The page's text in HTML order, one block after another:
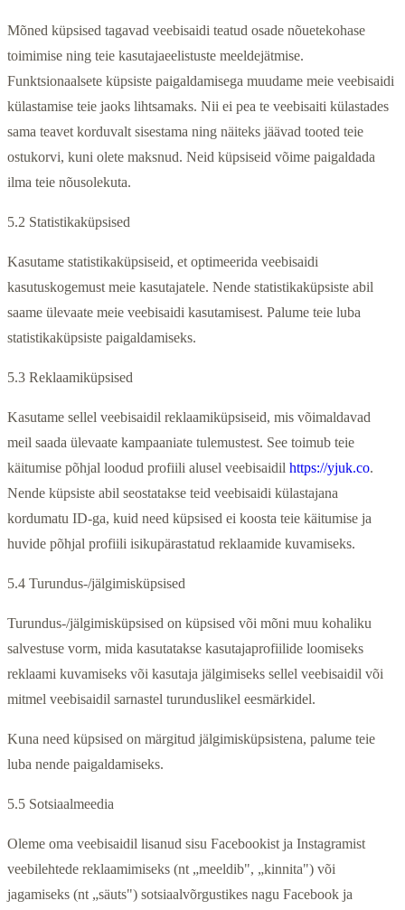
Mõned küpsised tagavad veebisaidi teatud osade nõuetekohase
toimimise ning teie kasutajaeelistuste meeldejätmise.
Funktsionaalsete küpsiste paigaldamisega muudame meie veebisaidi
külastamise teie jaoks lihtsamaks. Nii ei pea te veebisaiti külastades
sama teavet korduvalt sisestama ning näiteks jäävad tooted teie
ostukorvi, kuni olete maksnud. Neid küpsiseid võime paigaldada
ilma teie nõusolekuta.
5.2 Statistikaküpsised
Kasutame statistikaküpsiseid, et optimeerida veebisaidi
kasutuskogemust meie kasutajatele. Nende statistikaküpsiste abil
saame ülevaate meie veebisaidi kasutamisest. Palume teie luba
statistikaküpsiste paigaldamiseks.
5.3 Reklaamiküpsised
Kasutame sellel veebisaidil reklaamiküpsiseid, mis võimaldavad
meil saada ülevaate kampaaniate tulemustest. See toimub teie
käitumise põhjal loodud profiili alusel veebisaidil https://yjuk.co.
Nende küpsiste abil seostatakse teid veebisaidi külastajana
kordumatu ID-ga, kuid need küpsised ei koosta teie käitumise ja
huvide põhjal profiili isikupärastatud reklaamide kuvamiseks.
5.4 Turundus-/jälgimisküpsised
Turundus-/jälgimisküpsised on küpsised või mõni muu kohaliku
salvestuse vorm, mida kasutatakse kasutajaprofiilide loomiseks
reklaami kuvamiseks või kasutaja jälgimiseks sellel veebisaidil või
mitmel veebisaidil sarnastel turunduslikel eesmärkidel.
Kuna need küpsised on märgitud jälgimisküpsistena, palume teie
luba nende paigaldamiseks.
5.5 Sotsiaalmeedia
Oleme oma veebisaidil lisanud sisu Facebookist ja Instagramist
veebilehtede reklaamimiseks (nt „meeldib", „kinnita") või
jagamiseks (nt „säuts") sotsiaalvõrgustikes nagu Facebook ja